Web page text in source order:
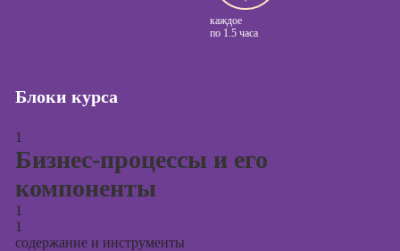
каждое
по 1.5 часа
Блоки курса
1
Бизнес-процессы и его
компоненты
1
1
содержание и инструменты